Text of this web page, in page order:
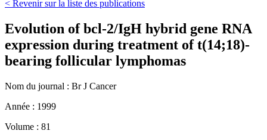
< Revenir sur la liste des publications
Evolution of bcl-2/IgH hybrid gene RNA
expression during treatment of t(14;18)-
bearing follicular lymphomas
Nom du journal : Br J Cancer
Année : 1999
Volume : 81